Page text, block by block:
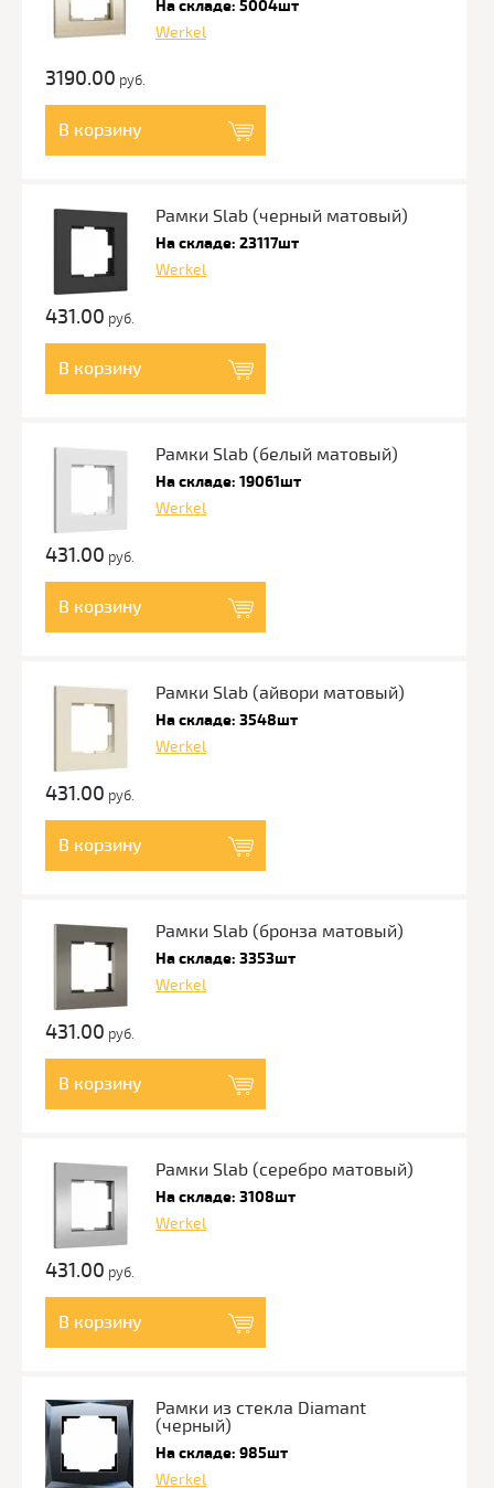
На складе: 5004шт
Werkel
3190.00 руб.
В корзину
Рамки Slab (черный матовый)
На складе: 23117шт
Werkel
431.00 руб.
В корзину
Рамки Slab (белый матовый)
На складе: 19061шт
Werkel
431.00 руб.
В корзину
Рамки Slab (айвори матовый)
На складе: 3548шт
Werkel
431.00 руб.
В корзину
Рамки Slab (бронза матовый)
На складе: 3353шт
Werkel
431.00 руб.
В корзину
Рамки Slab (серебро матовый)
На складе: 3108шт
Werkel
431.00 руб.
В корзину
Рамки из стекла Diamant
(черный)
На складе: 985шт
Werkel